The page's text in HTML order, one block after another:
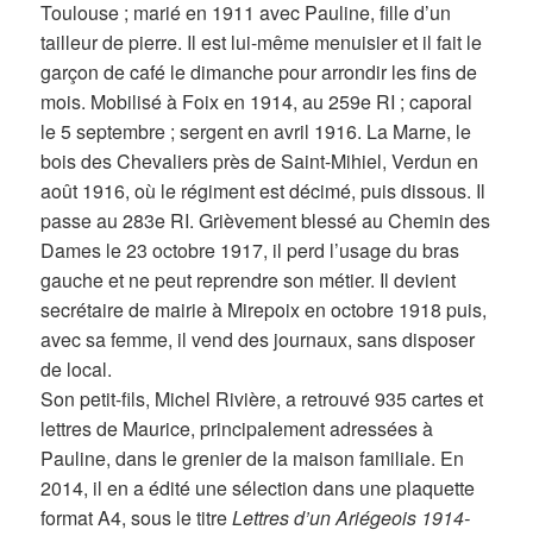
Toulouse ; marié en 1911 avec Pauline, fille d’un
tailleur de pierre. Il est lui-même menuisier et il fait le
garçon de café le dimanche pour arrondir les fins de
mois. Mobilisé à Foix en 1914, au 259e RI ; caporal
le 5 septembre ; sergent en avril 1916. La Marne, le
bois des Chevaliers près de Saint-Mihiel, Verdun en
août 1916, où le régiment est décimé, puis dissous. Il
passe au 283e RI. Grièvement blessé au Chemin des
Dames le 23 octobre 1917, il perd l’usage du bras
gauche et ne peut reprendre son métier. Il devient
secrétaire de mairie à Mirepoix en octobre 1918 puis,
avec sa femme, il vend des journaux, sans disposer
de local.
Son petit-fils, Michel Rivière, a retrouvé 935 cartes et
lettres de Maurice, principalement adressées à
Pauline, dans le grenier de la maison familiale. En
2014, il en a édité une sélection dans une plaquette
format A4, sous le titreLettres d’un Ariégeois 1914-